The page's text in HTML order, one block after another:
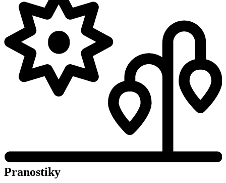
Pranostiky